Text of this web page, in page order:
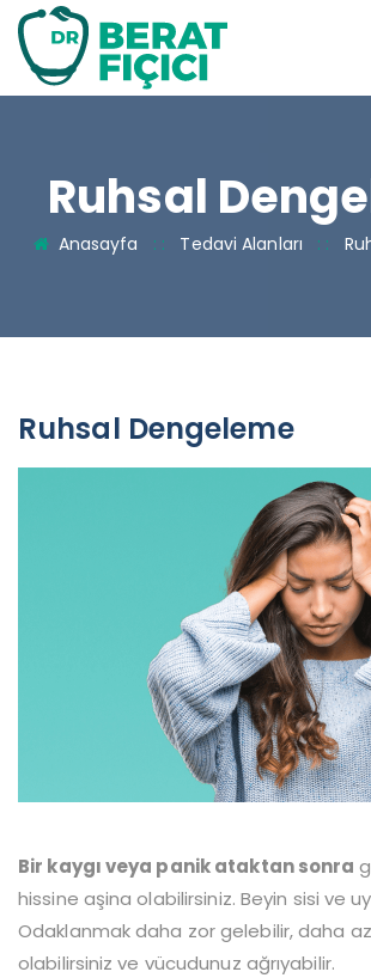
Ruhsal
Anasayfa : : Tedavi Alanları : :
Ruhsal Dengeleme
Bir kaygı veya panik ataktan sonra
hissine aşina olabilirsiniz. Beyin sisi ve
Odaklanmak daha zor gelebilir, daha az
olabilirsiniz ve vücudunuz ağrıyabilir.